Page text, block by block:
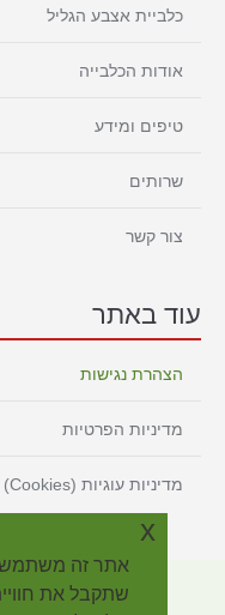
כלביית אצבע הגליל
אודות הכלבייה
טיפים ומידע
שרותים
צור קשר
עוד באתר
הצהרת נגישות
מדיניות הפרטיות
מדיניות עוגיות (Cookies)
שתקבל את
x